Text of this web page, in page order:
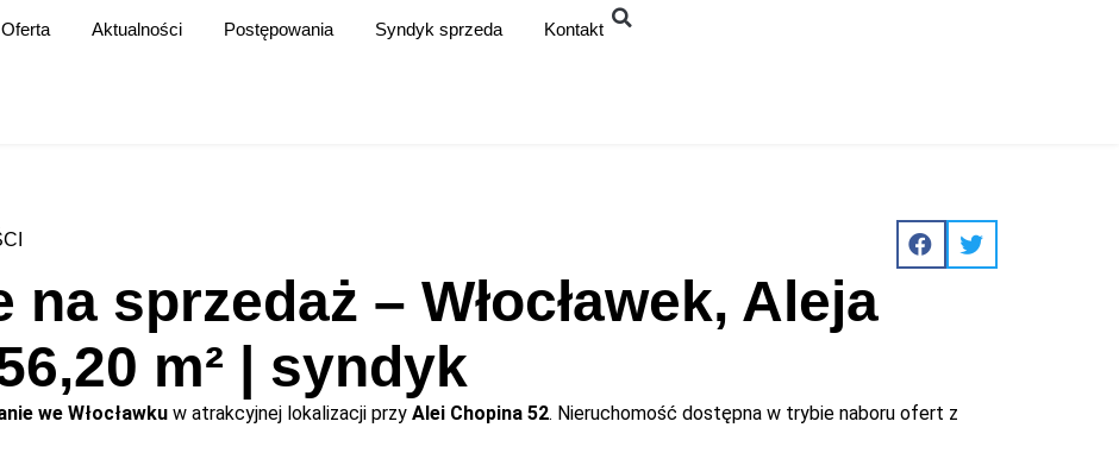
Oferta Aktualności Postępowania Syndyk sprzeda Kontakt
sprzedaż – Włocławek, Aleja
m² | syndyk
we Włocławku w atrakcyjnej lokalizacji przy Alei Chopina 52. Nieruchomość dostępna w trybie naboru ofert z